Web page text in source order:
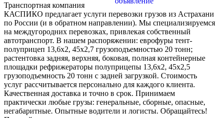
Транспортная компания
КАСПИКО предлагает услуги перевозки грузов из Астрахани
по России (и в обратном направлении). Мы специализируемся
на междугородних перевозках, привлекая собственный
автотранспорт. В нашем распоряжении: еврофуры тент-
полуприцеп 13,6x2, 45x2,7 грузоподъемностью 20 тонн;
растентовка задняя, верхняя, боковая, полная контейнерные
площадки рефрижераторы полуприцепы 13,6x2, 45x2,5
грузоподъемность 20 тонн с задней загрузкой. Стоимость
услуг рассчитывается персонально для каждого клиента.
Качественная доставка и точно в срок. Принимаем
практически любые грузы: генеральные, сборные, опасные,
негабаритные. Опытные водители и логисты. Обращайтесь!